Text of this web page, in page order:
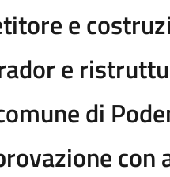
e
e
di
con